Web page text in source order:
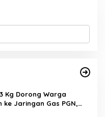
Kg Dorong Warga
ke Jaringan Gas PGN,